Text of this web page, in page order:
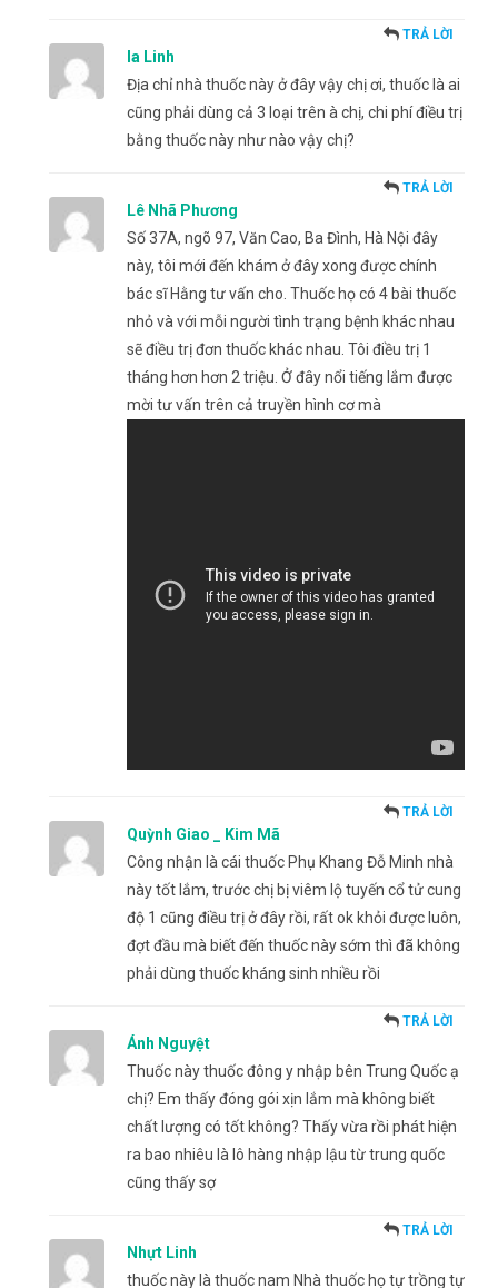
la Linh
TRẢ LỜI
Địa chỉ nhà thuốc này ở đây vậy chị ơi, thuốc là ai
cũng phải dùng cả 3 loại trên à chị, chi phí điều trị
bằng thuốc này như nào vậy chị?
Lê Nhã Phương
TRẢ LỜI
Số 37A, ngõ 97, Văn Cao, Ba Đình, Hà Nội đây
này, tôi mới đến khám ở đây xong được chính
bác sĩ Hằng tư vấn cho. Thuốc họ có 4 bài thuốc
nhỏ và với mỗi người tình trạng bệnh khác nhau
sẽ điều trị đơn thuốc khác nhau. Tôi điều trị 1
tháng hơn hơn 2 triệu. Ở đây nổi tiếng lắm được
mời tư vấn trên cả truyền hình cơ mà
Quỳnh Giao _ Kim Mã
TRẢ LỜI
Công nhận là cái thuốc Phụ Khang Đỗ Minh nhà
này tốt lắm, trước chị bị viêm lộ tuyến cổ tử cung
độ 1 cũng điều trị ở đây rồi, rất ok khỏi được luôn,
đợt đầu mà biết đến thuốc này sớm thì đã không
phải dùng thuốc kháng sinh nhiều rồi
Ánh Nguyệt
TRẢ LỜI
Thuốc này thuốc đông y nhập bên Trung Quốc ạ
chị? Em thấy đóng gói xịn lắm mà không biết
chất lượng có tốt không? Thấy vừa rồi phát hiện
ra bao nhiêu là lô hàng nhập lậu từ trung quốc
cũng thấy sợ
Nhựt Linh
TRẢ LỜI
thuốc này là thuốc nam Nhà thuốc họ tự trồng tự